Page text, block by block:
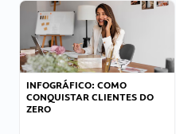
INFOGRÁFICO: COMO
CONQUISTAR CLIENTES DO
ZERO